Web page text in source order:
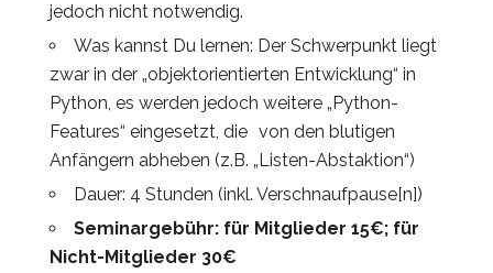
jedoch nicht notwendig.
Was kannst Du lernen: Der Schwerpunkt liegt
zwar in der „objektorientierten Entwicklung“ in
Python, es werden jedoch weitere „Python-
Features“ eingesetzt, die von den blutigen
Anfängern abheben (z.B. „Listen-Abstaktion“)
Dauer: 4 Stunden (inkl. Verschnaufpause[n])
Seminargebühr: für Mitglieder 15€; für
Nicht-Mitglieder 30€